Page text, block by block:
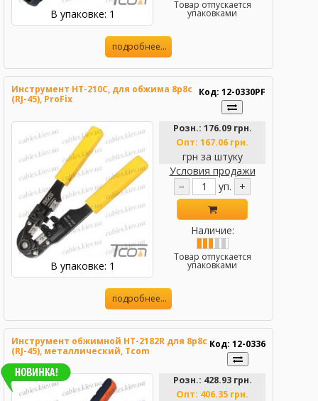
В упаковке: 1
Товар отпускается
упаковками
подробнее...
Инструмент HT-210C, для обжима 8p8c
(RJ-45), ProFix
Код: 12-0330PF
В упаковке: 1
Розн.: 176.09 грн.
Опт: 167.06 грн.
грн за штуку
Условия продажи
−
уп. +
Наличие:
Товар отпускается
упаковками
подробнее...
Инструмент обжимной НТ-2182R для 8р8с
(RJ-45), металлический, Tcom
Код: 12-0336
Розн.: 428.93 грн.
Опт: 406.35 грн.